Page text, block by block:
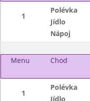
1
Polévka
Jídlo
Nápoj
Menu Chod
1
Polévka
Jídlo